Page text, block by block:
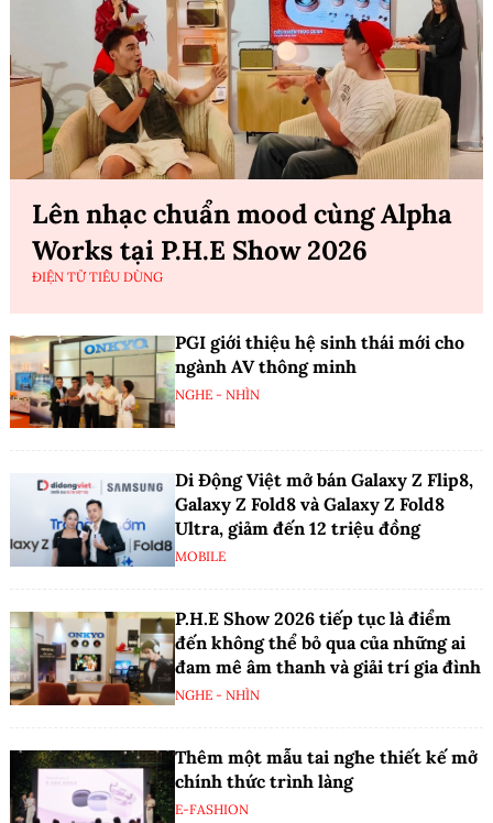
Lên nhạc chuẩn mood cùng Alpha
Works tại P.H.E Show 2026
ĐIỆN TỬ TIÊU DÙNG
PGI giới thiệu hệ sinh thái mới cho
ngành AV thông minh
NGHE - NHÌN
Di Động Việt mở bán Galaxy Z Flip8,
Galaxy Z Fold8 và Galaxy Z Fold8
Ultra, giảm đến 12 triệu đồng
MOBILE
P.H.E Show 2026 tiếp tục là điểm
đến không thể bỏ qua của những ai
đam mê âm thanh và giải trí gia đình
NGHE - NHÌN
Thêm một mẫu tai nghe thiết kế mở
chính thức trình làng
E-FASHION